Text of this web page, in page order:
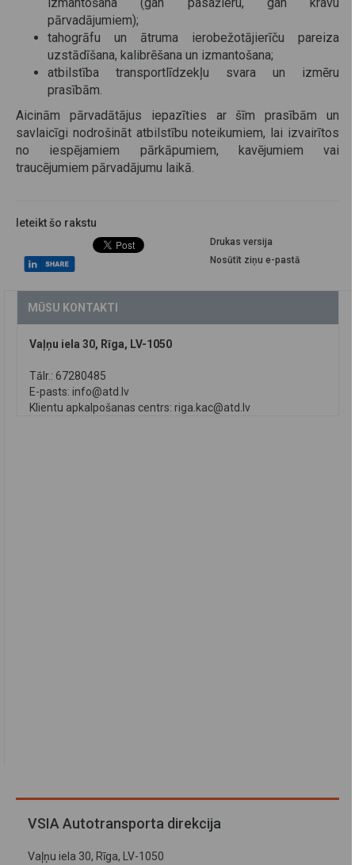
izmantošana (gan pasažieru, gan kravu
pārvadājumiem);
tahogrāfu un ātruma ierobežotājierīču pareiza
uzstādīšana, kalibrēšana un izmantošana;
atbilstība transportlīdzekļu svara un izmēru
prasībām.
Aicinām pārvadātājus iepazīties ar šīm prasībām un
savlaicīgi nodrošināt atbilstību noteikumiem, lai izvairītos
no iespējamiem pārkāpumiem, kavējumiem vai
traucējumiem pārvadājumu laikā.
Ieteikt šo rakstu
Drukas versija
Nosūtīt ziņu e-pastā
MŪSU KONTAKTI
Vaļņu iela 30, Rīga, LV-1050
Tālr.: 67280485
E-pasts: info@atd.lv
Klientu apkalpošanas centrs: riga.kac@atd.lv
VSIA Autotransporta direkcija
Vaļņu iela 30, Rīga, LV-1050